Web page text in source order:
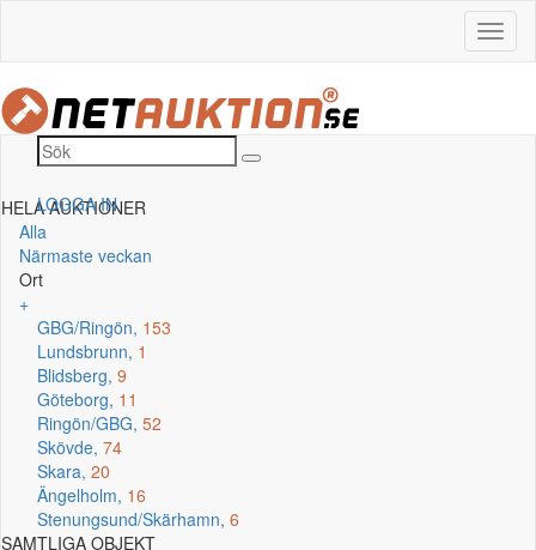
LOGGA IN
HELA AUKTIONER
Alla
Närmaste veckan
Ort
+
GBG/Ringön, 153
Lundsbrunn, 1
Blidsberg, 9
Göteborg, 11
Ringön/GBG, 52
Skövde, 74
Skara, 20
Ängelholm, 16
Stenungsund/Skärhamn, 6
SAMTLIGA OBJEKT